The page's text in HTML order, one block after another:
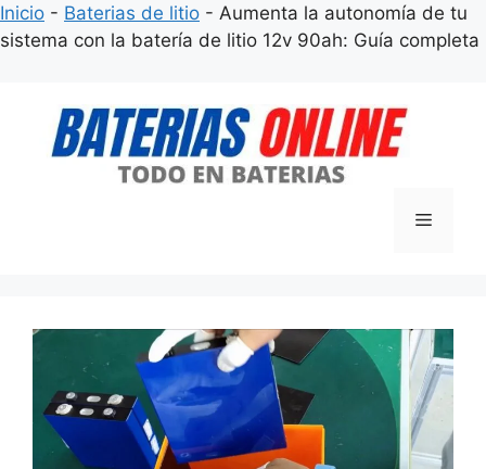
Inicio - Baterias de litio - Aumenta la autonomía de tu
sistema con la batería de litio 12v 90ah: Guía completa
contenido
Menú